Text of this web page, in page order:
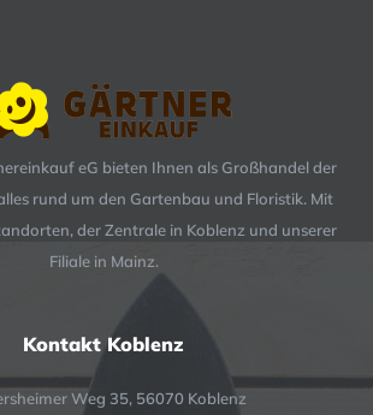
eG bieten Ihnen als Großhandel der
rund um den Gartenbau und Floristik. Mit
der Zentrale in Koblenz und unserer
Filiale in Mainz.
Kontakt Koblenz
Weg 35, 56070 Koblenz